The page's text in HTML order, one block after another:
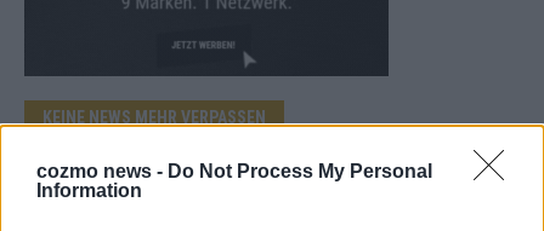
cozmo news - Do Not Process My Personal
Information
KEINE NEWS MEHR VERPASSEN